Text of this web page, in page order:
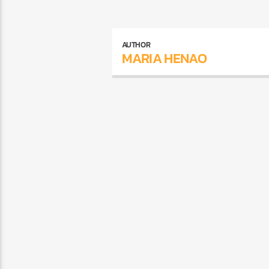
AUTHOR
MARIA HENAO